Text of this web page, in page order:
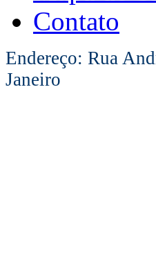
Contato
Endereço: Rua
Janeiro